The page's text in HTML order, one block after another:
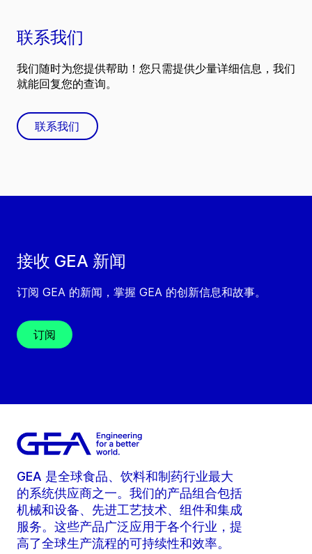
接收 GEA 新闻
订阅 GEA 的新闻，掌握 GEA 的创新信息和故事。
订阅
联系我们
我们随时为您提供帮助！您只需提供少量详细信息，我们
就能回复您的查询。
联系我们
GEA 是全球食品、饮料和制药行业最大
的系统供应商之一。我们的产品组合包括
机械和设备、先进工艺技术、组件和集成
服务。这些产品广泛应用于各个行业，提
高了全球生产流程的可持续性和效率。